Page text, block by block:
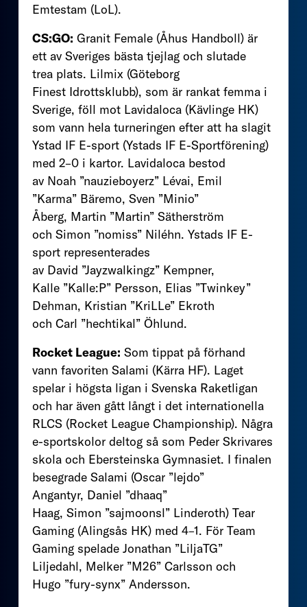
Emtestam (LoL).
CS:GO: Granit Female (Åhus Handboll) är
ett av Sveriges bästa tjejlag och slutade
trea plats. Lilmix (Göteborg
Finest Idrottsklubb), som är rankat femma i
Sverige, föll mot Lavidaloca (Kävlinge HK)
som vann hela turneringen efter att ha slagit
Ystad IF E-sport (Ystads IF E-Sportförening)
med 2–0 i kartor. Lavidaloca bestod
av Noah ”nauzieboyerz” Lévai, Emil
”Karma” Bäremo, Sven ”Minio”
Åberg, Martin ”Martin” Sätherström
och Simon ”nomiss” Niléhn. Ystads IF E-
sport representerades
av David ”Jayzwalkingz” Kempner,
Kalle ”Kalle:P” Persson, Elias ”Twinkey”
Dehman, Kristian ”KriLLe” Ekroth
och Carl ”hechtikal” Öhlund.
Rocket League: Som tippat på förhand
vann favoriten Salami (Kärra HF). Laget
spelar i högsta ligan i Svenska Raketligan
och har även gått långt i det internationella
RLCS (Rocket League Championship). Några
e-sportskolor deltog så som Peder Skrivares
skola och Ebersteinska Gymnasiet. I finalen
besegrade Salami (Oscar ”lejdo”
Angantyr, Daniel ”dhaaq”
Haag, Simon ”sajmoonsl” Linderoth) Tear
Gaming (Alingsås HK) med 4–1. För Team
Gaming spelade Jonathan ”LiljaTG”
Liljedahl, Melker ”M26” Carlsson och
Hugo ”fury-synx” Andersson.